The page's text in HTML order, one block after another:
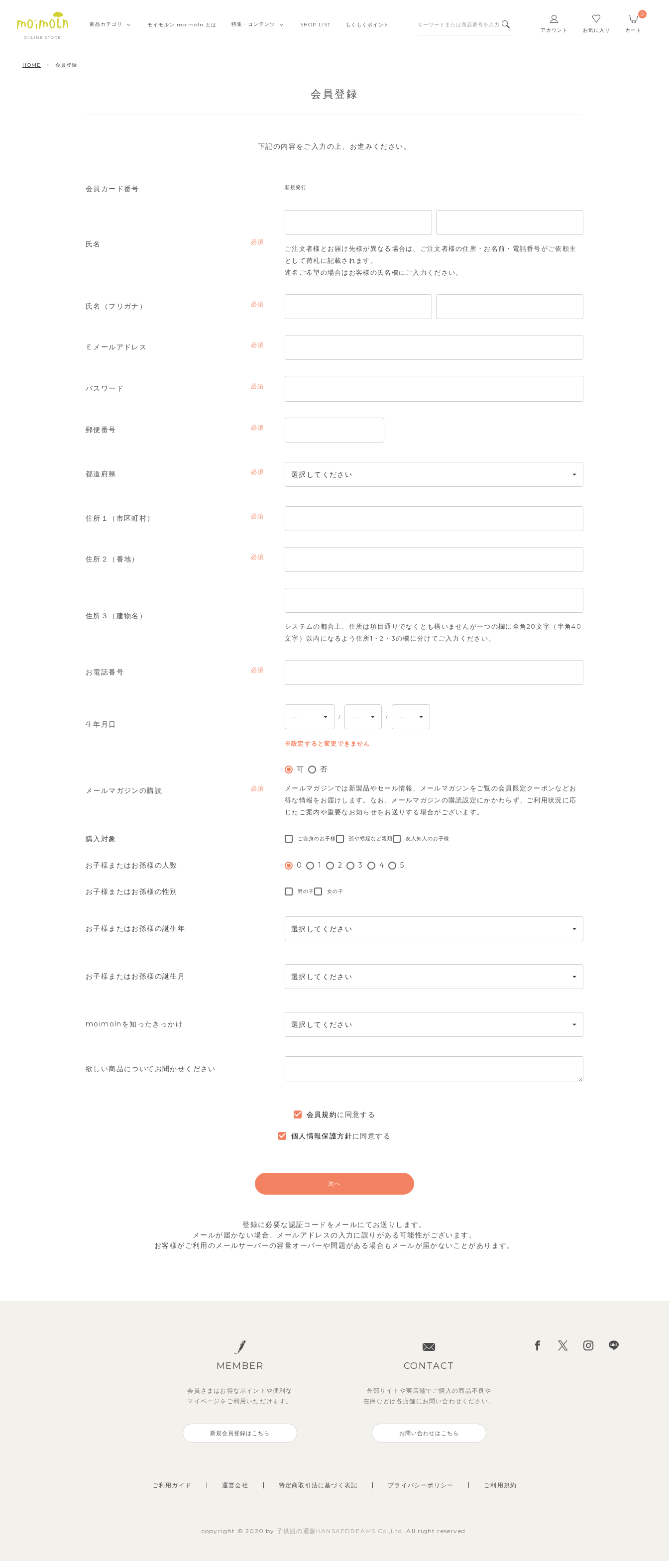
ONLINE STORE
アカウント お気に入り カート
0
商品カテゴリ モイモルン moimoln とは 特集・ コンテンツ SHOP LIST もくもくポイント
HOME 会員登録
会員登録
下記の内容をご入力の上、お進みください。
会員カード番号 新規発行
氏名
ご注文者様とお届け先様が異なる場合は、ご注文者様の住所・お名前・電話番号がご依頼主
として荷札に記載されます。
連名ご希望の場合はお客様の氏名欄にご入力ください。
氏名（フリガナ）
Ｅメールアドレス
パスワード
郵便番号
都道府県
住所１（市区町村）
住所２（番地）
住所３（建物名）
システムの都合上、住所は項目通りでなくとも構いませんが一つの欄に全角20文字（半角40
文字）以内になるよう住所1・2・3の欄に分けてご入力ください。
お電話番号
生年月日
※設定すると変更できません
メールマガジンの購読
可 否
メールマガジンでは新製品やセール情報、メールマガジンをご覧の会員限定クーポンなどお
得な情報をお届けします。 なお、メールマガジンの購読設定にかかわらず、ご利用状況に応
じたご案内や重要なお知らせをお送りする場合がございます。
購入対象 ご自身のお子様 孫や甥姪など親類 友人知人のお子様
お子様またはお孫様の人数 0 1 2 3 4 5
お子様またはお孫様の性別 男の子 女の子
お子様またはお孫様の誕生年
お子様またはお孫様の誕生月
moimolnを知ったきっかけ
欲しい商品についてお聞かせください
会員規約に同意する
個人情報保護方針に同意する
次へ
登録に必要な認証コードをメールにてお送りします。
メールが届かない場合、メールアドレスの入力に誤りがある可能性がございます。
お客様がご利用のメールサーバーの容量オーバーや問題がある場合もメールが届かないことがあります。
MEMBER
会員さまはお得なポイントや便利な
マイページを ご利用いただけます。
新規会員登録はこちら
CONTACT
外部サイトや実店舗でご購入の商品不良や
在庫などは各店舗に お問い合わせください。
お問い合わせはこちら
ご利用ガイド 運営会社 特定商取引法に基づく表記 プライバシーポリシー ご利用規約
copyright © 2020 by 子供服の通販HANSAEDREAMS Co.,Ltd.All right reserved.